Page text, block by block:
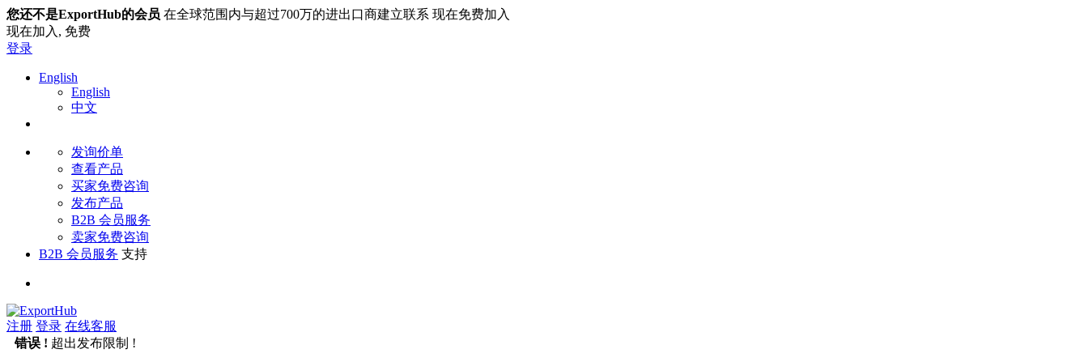
您还不是ExportHub的会员 在全球范围内与超过700万的进出口商建立联系 现在免费加入
现在加入, 免费
登录
English
English
中文
发询价单
查看产品
买家免费咨询
发布产品
B2B 会员服务
卖家免费咨询
B2B 会员服务 支持
注册 登录 在线客服
错误 ! 超出发布限制 !